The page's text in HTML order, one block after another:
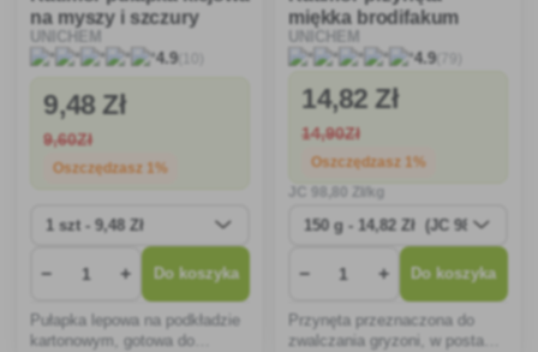
na myszy i szczury
UNICHEM
4.9(10)
9,48 Zł
9,60Zł
Oszczędzasz 1%
− + Do koszyka
Pułapka lepowa na podkładzie
kartonowym, gotowa do
miękka brodifakum
UNICHEM
4.9(79)
14,82 Zł
14,90Zł
Oszczędzasz 1%
,80 Zł/kg
− + Do koszyka
Przynęta przeznaczona do
zwalczania gryzoni, w postaci